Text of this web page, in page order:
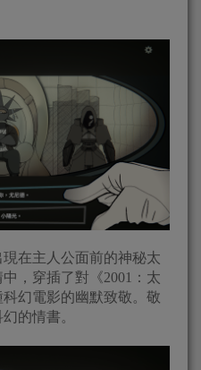
在主人公面前的神秘太
，穿插了對《2001：太
幻電影的幽默致敬。敬
的情書。